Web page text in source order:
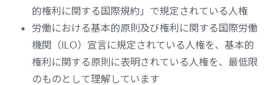
的権利に関する国際規約」で規定されている人権
労働における基本的原則及び権利に関する国際労働
機関（ILO）宣言に規定されている人権を、基本的
権利に関する原則に表明されている人権を、最低限
のものとして理解しています